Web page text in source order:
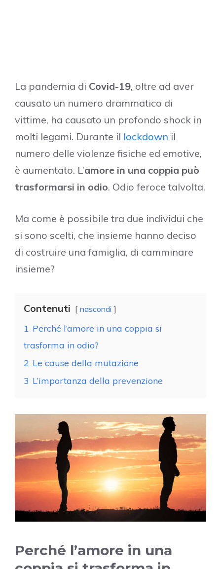
La pandemia di Covid-19, oltre ad aver
causato un numero drammatico di
vittime, ha causato un profondo shock in
molti legami. Durante il lockdown il
numero delle violenze fisiche ed emotive,
è aumentato. L’amore in una coppia può
trasformarsi in odio. Odio feroce talvolta.
Ma come è possibile tra due individui che
si sono scelti, che insieme hanno deciso
di costruire una famiglia, di camminare
insieme?
Contenuti nascondi
1 Perché l’amore in una coppia si
trasforma in odio?
2 Le cause della mutazione
3 L’importanza della prevenzione
Perché l’amore in una